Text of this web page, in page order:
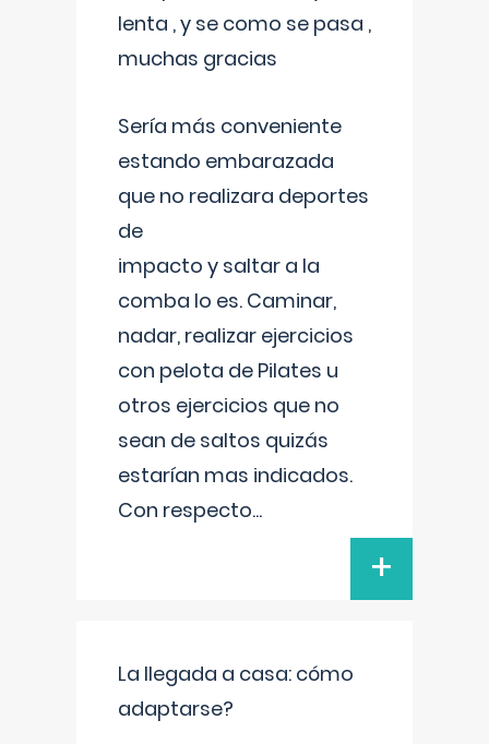
lenta , y se como se pasa ,
muchas gracias
Sería más conveniente
estando embarazada
que no realizara deportes
de
impacto y saltar a la
comba lo es. Caminar,
nadar, realizar ejercicios
con pelota de Pilates u
otros ejercicios que no
sean de saltos quizás
estarían mas indicados.
Con respecto...
+
La llegada a casa: cómo
adaptarse?